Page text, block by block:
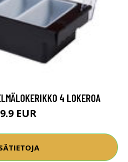
4 LOKEROA
EUR